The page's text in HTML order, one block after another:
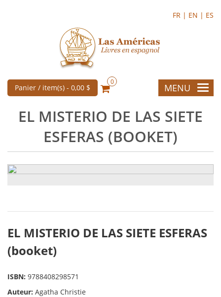
FR | EN | ES
Panier / item(s) - 0,00 $
0
MENU
EL MISTERIO DE LAS SIETE
ESFERAS (BOOKET)
EL MISTERIO DE LAS SIETE ESFERAS
(booket)
ISBN: 9788408298571
Auteur: Agatha Christie